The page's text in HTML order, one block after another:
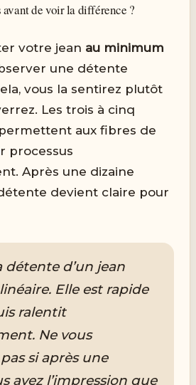
de voir la différence ?
votre jean au minimum
une détente
vous la sentirez plutôt
Les trois à cinq
aux fibres de
processus
Après une dizaine
devient claire pour
détente d’un jean
Elle est rapide
ralentit
Ne vous
si après une
avez l’impression que